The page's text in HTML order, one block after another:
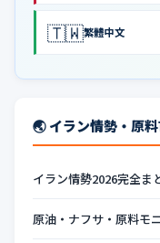
🇹🇼繁體中文
🌏 イラン情勢・原
イラン情勢2026完全ま
原油・ナフサ・原料モ